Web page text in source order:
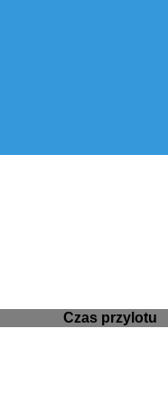
Czas przylotu